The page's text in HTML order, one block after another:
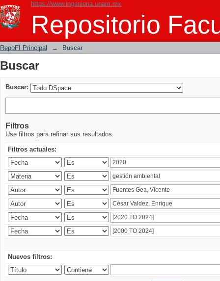
https://www.ingenieria.unam.mx
Repositorio
Buscar
RepoFI Principal → Buscar
Buscar
Buscar:
Filtros
Use filtros para refinar sus resultados.
Filtros actuales:
Nuevos filtros: